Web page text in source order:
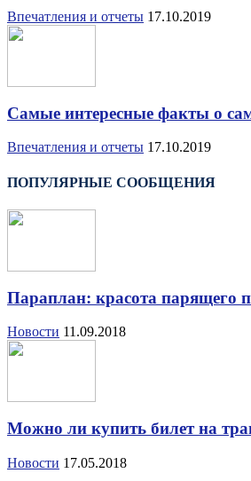
Впечатления и отчеты 17.10.2019
Самые интересные факты о
Впечатления и отчеты 17.10.2019
ПОПУЛЯРНЫЕ СООБЩЕНИЯ
Параплан: красота парящего
Новости 11.09.2018
Можно ли купить билет на
Новости 17.05.2018